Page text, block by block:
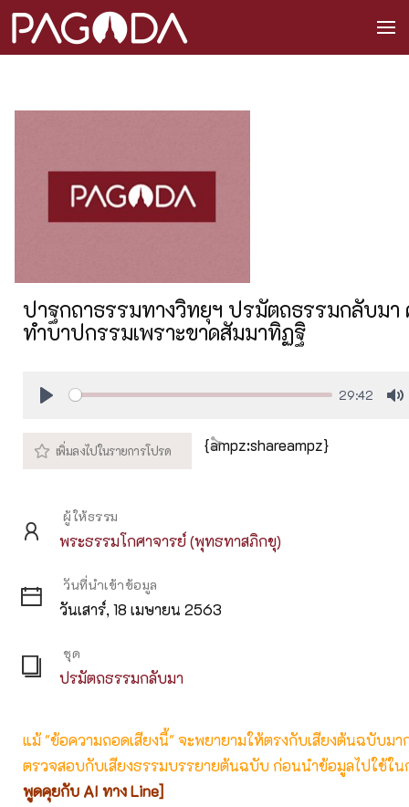
ปาฐกถาธรรมทางวิทยุฯ ปรมัตถธรรมกลับมา
ทำบาปกรรมเพราะขาดสัมมาทิฏฐิ
29:42
{ampz:shareampz}
ผู้ให้ธรรม
พระธรรมโกศาจารย์ (พุทธทาสภิกขุ)
วันที่นำเข้าข้อมูล
วันเสาร์, 18 เมษายน 2563
ชุด
ปรมัตถธรรมกลับมา
แม้ "ข้อความถอดเสียงนี้" จะพยายามให้ตรงกับเสียงต้นฉบับม
ตรวจสอบกับเสียงธรรมบรรยายต้นฉบับ ก่อนนำข้อมูลไปใช้ใน
พูดคุยกับ AI ทาง Line]